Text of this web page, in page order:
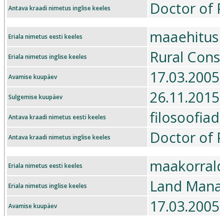
Antava kraadi nimetus inglise keeles Doctor of
Eriala nimetus eesti keeles maaehitus
Eriala nimetus inglise keeles Rural
Avamise kuupäev 17.03.2005
Sulgemise kuupäev 26.11.2015
Antava kraadi nimetus eesti keeles
Antava kraadi nimetus inglise keeles Doctor of
Eriala nimetus eesti keeles
Eriala nimetus inglise keeles Land
Avamise kuupäev 17.03.2005